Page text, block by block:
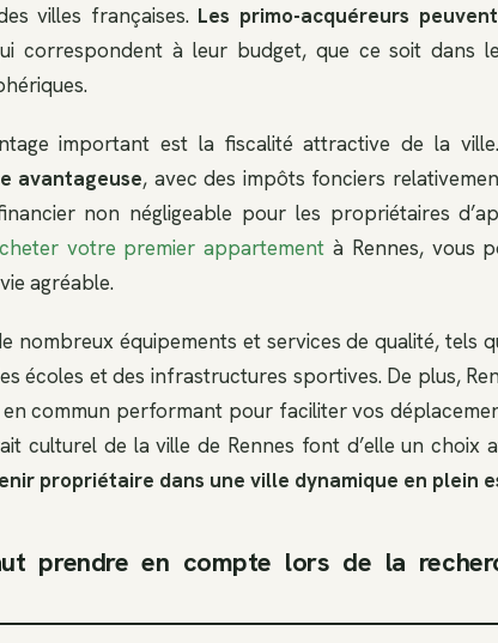
villes françaises. Les primo-acquéreurs
correspondent à leur budget, que ce soit dans
important est la fiscalité attractive de la
avantageuse, avec des impôts fonciers
non négligeable pour les propriétaires
votre premier appartement à Rennes, vous
agréable.
nombreux équipements et services de qualité, tels
écoles et des infrastructures sportives. De plus,
commun performant pour faciliter vos
culturel de la ville de Rennes font d’elle un choix
propriétaire dans une ville dynamique en plein
prendre en compte lors de la